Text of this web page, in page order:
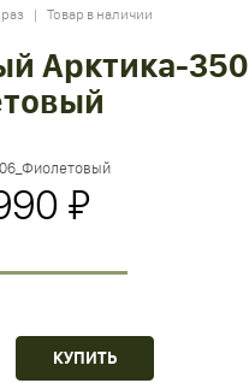
раз | Товар в наличии
Арктика-350
₽